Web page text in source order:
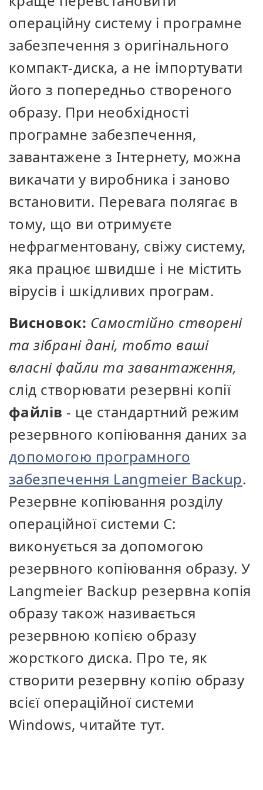
операційну систему і програмне
забезпечення з оригінального
компакт-диска, а не імпортувати
його з попередньо створеного
образу. При необхідності
програмне забезпечення,
завантажене з Інтернету, можна
викачати у виробника і заново
встановити. Перевага полягає в
тому, що ви отримуєте
нефрагментовану, свіжу систему,
яка працює швидше і не містить
вірусів і шкідливих програм.
Висновок: Самостійно створені
та зібрані дані, тобто ваші
власні файли та завантаження,
слід створювати резервні копії
файлів - це стандартний режим
резервного копіювання даних за
допомогою програмного
забезпечення Langmeier Backup.
Резервне копіювання розділу
операційної системи C:
виконується за допомогою
резервного копіювання образу. У
Langmeier Backup резервна копія
образу також називається
резервною копією образу
жорсткого диска. Про те, як
створити резервну копію образу
всієї операційної системи
Windows, читайте тут.